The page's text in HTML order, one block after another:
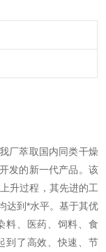
厂萃取国内同类干燥
发的新一代产品。该
升过程，其先进的工
达到*水平。基于其优
料、医药、饲料、食
到了高效、快速、节